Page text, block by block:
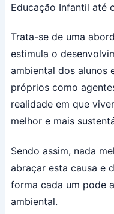
Educação Infantil até
Trata-se de uma
estimula o
ambiental dos alunos
próprios como
realidade em que
melhor e mais
Sendo assim, nada
abraçar esta causa e
forma cada um pode
ambiental.